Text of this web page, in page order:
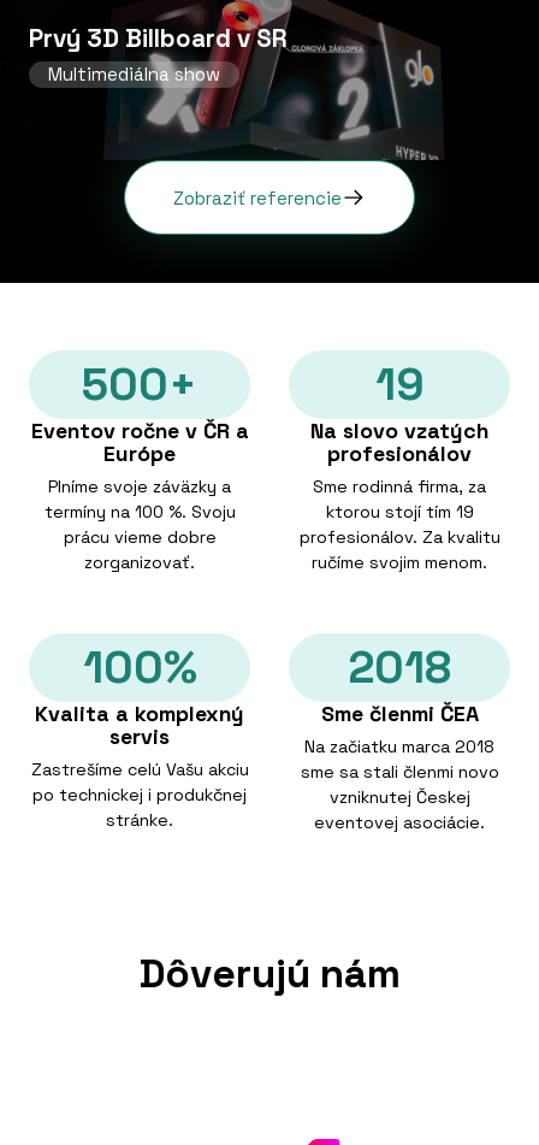
Prvý 3D Billboard v SR
Multimediálna show
Zobraziť referencie
500+
Eventov ročne v ČR a
Európe
Plníme svoje záväzky a
termíny na 100 %. Svoju
prácu vieme dobre
zorganizovať.
19
Na slovo vzatých
profesionálov
Sme rodinná firma, za
ktorou stojí tím 19
profesionálov. Za kvalitu
ručíme svojim menom.
100%
Kvalita a komplexný
servis
Zastrešíme celú Vašu akciu
po technickej i produkčnej
stránke.
2018
Sme členmi ČEA
Na začiatku marca 2018
sme sa stali členmi novo
vzniknutej Českej
eventovej asociácie.
Dôverujú nám